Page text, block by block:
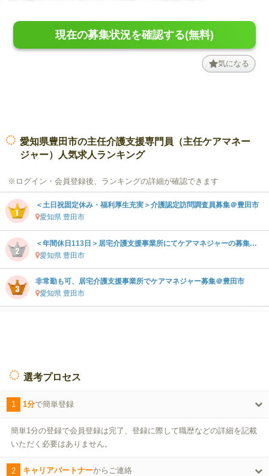
現在の募集状況を確認する(無料)
気になる
愛知県豊田市の主任介護支援専門員（主任ケアマネー
ジャー）人気求人ランキング
※ログイン・会員登録後、ランキングの詳細が確認できます
＜土日祝固定休み・福利厚生充実＞介護認定訪問調査員募集＠豊田市
愛知県 豊田市
＜年間休日113日＞居宅介護支援事業所にてケアマネジャーの募集です＠豊田市
愛知県 豊田市
非常勤も可、居宅介護支援事業所でケアマネジャー募集＠豊田市
愛知県 豊田市
選考プロセス
1 1分で簡単登録
簡単1分の登録で会員登録は完了、登録に際して職歴などの詳細を記載
いただく必要はありません。
2 キャリアパートナーからご連絡